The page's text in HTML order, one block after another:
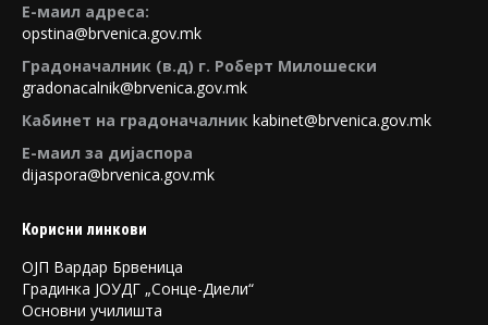
E-маил адреса:
opstina@brvenica.gov.mk
Градоначалник (в.д) г. Роберт Милошески
gradonacalnik@brvenica.gov.mk
Кабинет на градоначалник kabinet@brvenica.gov.mk
Е-маил за дијаспора
dijaspora@brvenica.gov.mk
Корисни линкови
ОЈП Вардар Брвеница
Градинка ЈОУДГ „Сонце-Диели“
Основни училишта